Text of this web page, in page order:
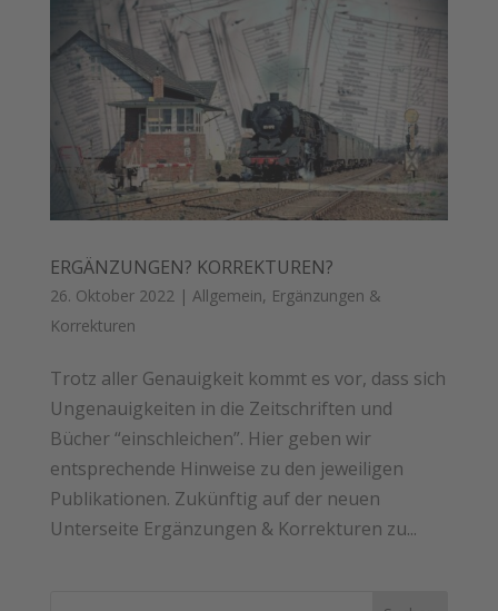
ERGÄNZUNGEN? KORREKTUREN?
26. Oktober 2022| Allgemein, Ergänzungen &
Korrekturen
Trotz aller Genauigkeit kommt es vor, dass sich
Ungenauigkeiten in die Zeitschriften und
Bücher “einschleichen”. Hier geben wir
entsprechende Hinweise zu den jeweiligen
Publikationen. Zukünftig auf der neuen
Unterseite Ergänzungen & Korrekturen zu...